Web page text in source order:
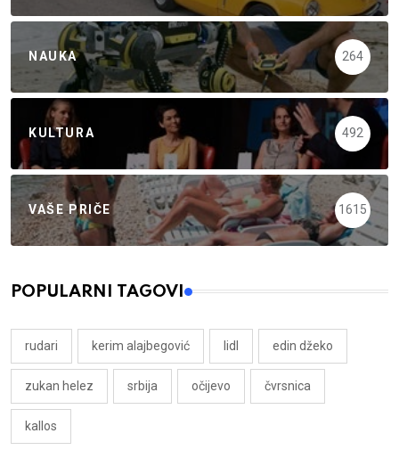
NAUKA 264
KULTURA 492
VAŠE PRIČE 1615
POPULARNI TAGOVI
rudari kerim alajbegović lidl edin džeko
zukan helez srbija očijevo čvrsnica
kallos